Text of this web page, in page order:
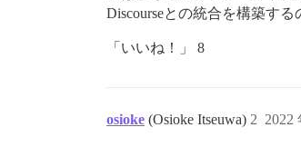
Discourseとの統合を構築す
「いいね！」 8
osioke (Osioke Itseuwa) 2022
2